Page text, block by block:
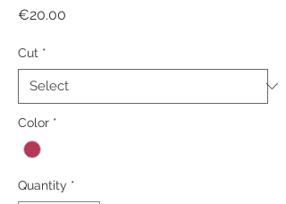
€20.00
Cut *
Color *
Quantity *